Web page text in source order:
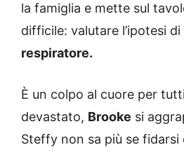
la famiglia e mette sul
difficile: valutare l’ipotesi di
respiratore.
È un colpo al cuore per
devastato, Brooke si
Steffy non sa più se